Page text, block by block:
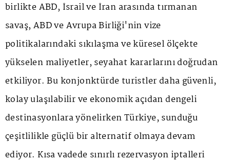
birlikte ABD, İsrail ve İran arasında tırmanan
savaş, ABD ve Avrupa Birliği'nin vize
politikalarındaki sıkılaşma ve küresel ölçekte
yükselen maliyetler, seyahat kararlarını doğrudan
etkiliyor. Bu konjonktürde turistler daha güvenli,
kolay ulaşılabilir ve ekonomik açıdan dengeli
destinasyonlara yönelirken Türkiye, sunduğu
çeşitlilikle güçlü bir alternatif olmaya devam
ediyor. Kısa vadede sınırlı rezervasyon iptalleri